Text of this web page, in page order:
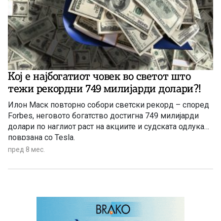
Кој е најбогатиот човек во светот што
тежи рекордни 749 милијарди долари?!
Илон Маск повторно собори светски рекорд – според
Forbes, неговото богатство достигна 749 милијарди
долари по наглиот раст на акциите и судската одлука
поврзана со Tesla.
пред 8 мес.